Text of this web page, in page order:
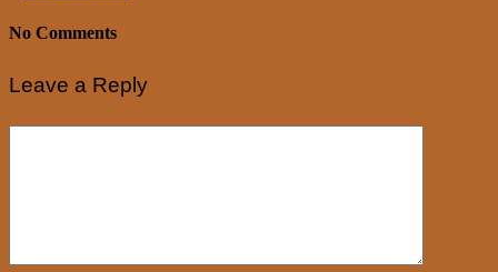
No Comments
Leave a Reply